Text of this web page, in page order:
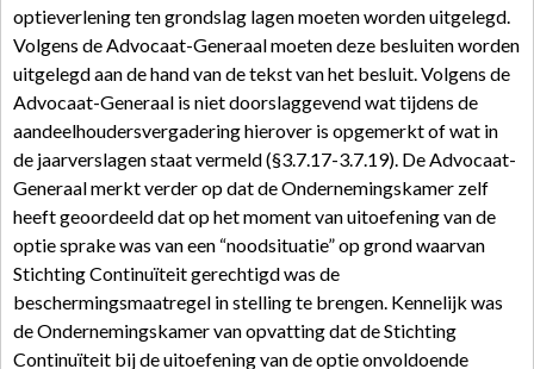
optieverlening ten grondslag lagen moeten worden uitgelegd.
Volgens de Advocaat-Generaal moeten deze besluiten worden
uitgelegd aan de hand van de tekst van het besluit. Volgens de
Advocaat-Generaal is niet doorslaggevend wat tijdens de
aandeelhoudersvergadering hierover is opgemerkt of wat in
de jaarverslagen staat vermeld (§3.7.17-3.7.19). De Advocaat-
Generaal merkt verder op dat de Ondernemingskamer zelf
heeft geoordeeld dat op het moment van uitoefening van de
optie sprake was van een “noodsituatie” op grond waarvan
Stichting Continuïteit gerechtigd was de
beschermingsmaatregel in stelling te brengen. Kennelijk was
de Ondernemingskamer van opvatting dat de Stichting
Continuïteit bij de uitoefening van de optie onvoldoende